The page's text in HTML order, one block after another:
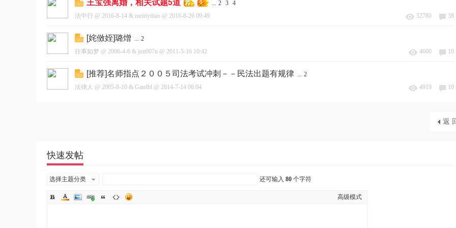
... 2 3 4
法中行 @ 2016-8-14 & meiriyitiao @ 2016-8-26 09:49 52780 38
[姹傚姪]璐熷 ... 2
往事如梦 @ 2006-4-6 & jun007n @ 2011-5-16 10:42 4600 10
[推荐]名师指点２００５司法考试冲刺－－民法出题有规律 ... 2
法律人 @ 2005-8-10 & Gatelbl @ 2014-7-14 06:04 4919 10
返
快速发帖
选择主题分类 还可输入 80 个字符
高级模式